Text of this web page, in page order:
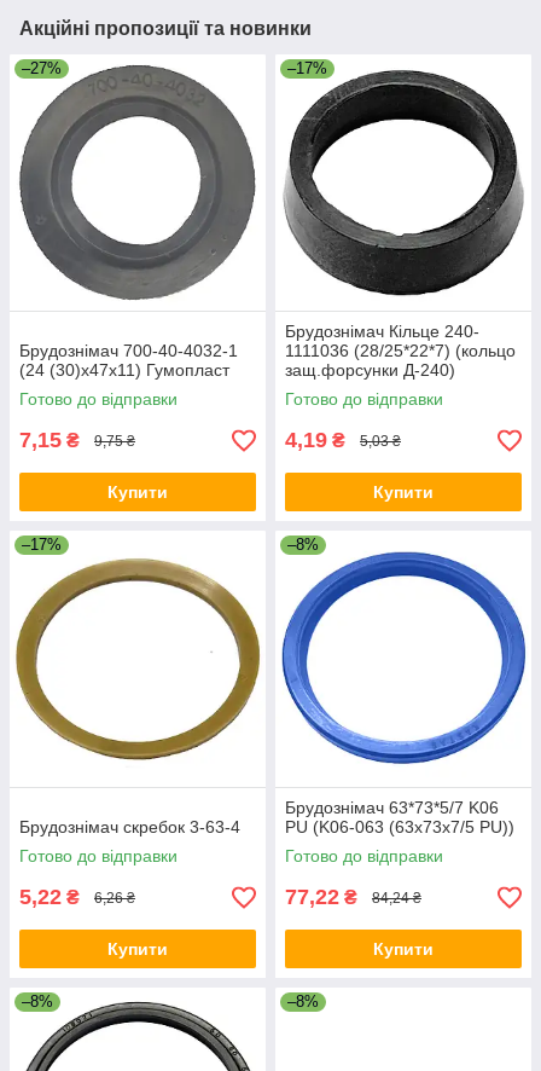
Акційні пропозиції та новинки
–27%
Брудознімач 700-40-4032-1
(24 (30)х47х11) Гумопласт
Готово до відправки
7,15 ₴ 9,75 ₴
Купити
–17%
Брудознімач Кільце 240-
1111036 (28/25*22*7) (кольцо
защ.форсунки Д-240)
Готово до відправки
4,19 ₴ 5,03 ₴
Купити
–17%
Брудознімач скребок 3-63-4
Готово до відправки
5,22 ₴ 6,26 ₴
Купити
–8%
Брудознімач 63*73*5/7 K06
PU (K06-063 (63х73х7/5 PU))
Готово до відправки
77,22 ₴ 84,24 ₴
Купити
–8% –8%